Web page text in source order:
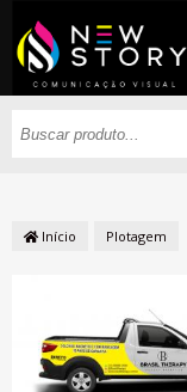
Início Plotagem